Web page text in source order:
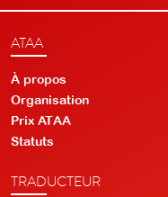
ATAA
À propos
Organisation
Prix ATAA
Statuts
TRADUCTEUR